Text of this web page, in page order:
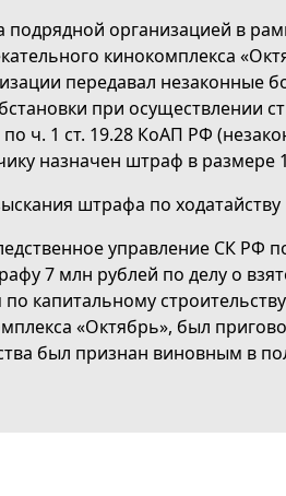
подрядной организацией в
кинокомплекса
передавал незаконные
при осуществлении
ч. 1 ст. 19.28 КоАП РФ
назначен штраф в
штрафа по
управление СК РФ
7 млн рублей по делу о
капитальному
«Октябрь», был
был признан виновным в